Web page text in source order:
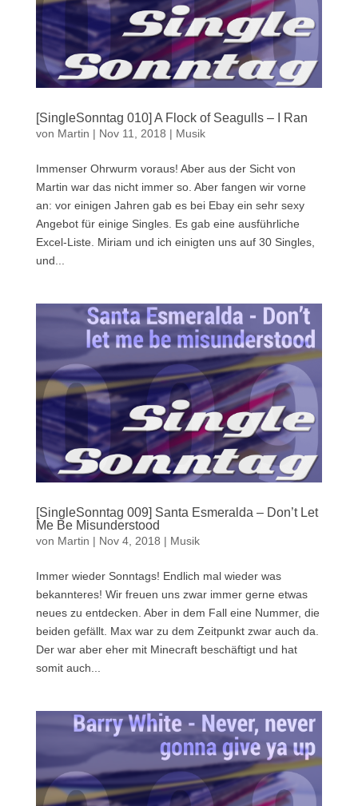
[SingleSonntag 010] A Flock of Seagulls – I Ran
von Martin | Nov 11, 2018 | Musik
Immenser Ohrwurm voraus! Aber aus der Sicht von
Martin war das nicht immer so. Aber fangen wir vorne
an: vor einigen Jahren gab es bei Ebay ein sehr sexy
Angebot für einige Singles. Es gab eine ausführliche
Excel-Liste. Miriam und ich einigten uns auf 30 Singles,
und...
[SingleSonntag 009] Santa Esmeralda – Don’t Let
Me Be Misunderstood
von Martin | Nov 4, 2018 | Musik
Immer wieder Sonntags! Endlich mal wieder was
bekannteres! Wir freuen uns zwar immer gerne etwas
neues zu entdecken. Aber in dem Fall eine Nummer, die
beiden gefällt. Max war zu dem Zeitpunkt zwar auch da.
Der war aber eher mit Minecraft beschäftigt und hat
somit auch...